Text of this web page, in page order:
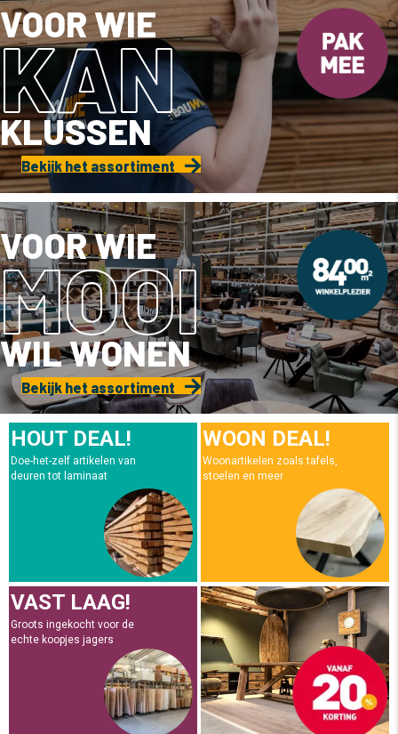
VOOR WIE
KAN
KLUSSEN
Bekijk het assortiment
VOOR WIE
MOOI
WIL WONEN
Bekijk het assortiment
HOUT DEAL!
Doe-het-zelf artikelen van
deuren tot laminaat
WOON DEAL!
Woonartikelen zoals tafels,
stoelen en meer
VAST LAAG!
Groots ingekocht voor de
echte koopjes jagers